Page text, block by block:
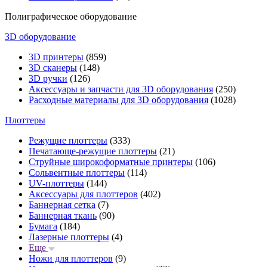
Полиграфическое оборудование
3D оборудование
3D принтеры (859)
3D сканеры (148)
3D ручки (126)
Аксессуары и запчасти для 3D оборудования (250)
Расходные материалы для 3D оборудования (1028)
Плоттеры
Режущие плоттеры (333)
Печатающе-режущие плоттеры (21)
Струйные широкоформатные принтеры (106)
Сольвентные плоттеры (114)
UV-плоттеры (144)
Аксессуары для плоттеров (402)
Баннерная сетка (7)
Баннерная ткань (90)
Бумага (184)
Лазерные плоттеры (4)
Еще
Ножи для плоттеров (9)